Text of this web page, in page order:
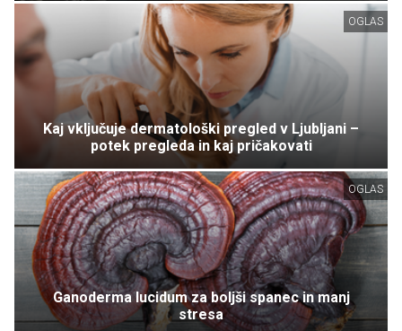
OGLAS
Kaj vključuje dermatološki pregled v Ljubljani –
potek pregleda in kaj pričakovati
OGLAS
Ganoderma lucidum za boljši spanec in manj
stresa